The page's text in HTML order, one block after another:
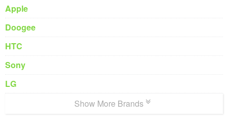
Apple
Doogee
HTC
Sony
LG
Show More Brands